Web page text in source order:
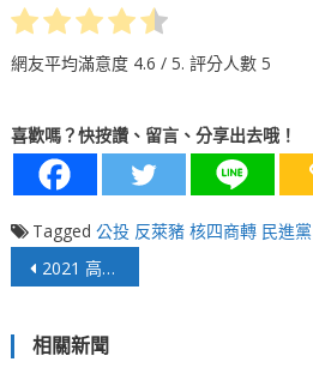
網友平均滿意度 4.6 / 5. 評分人數 5
喜歡嗎？快按讚、留言、分享出去哦！
Tagged 公投 反萊豬 核四商轉 民進黨
文
導
2021 高雄市長陳其邁「兩年拚四年」整體競爭力大躍進
相關新聞